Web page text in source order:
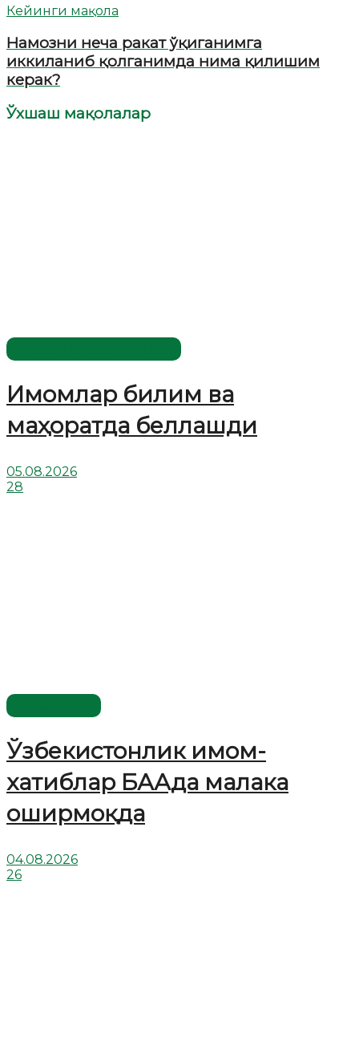
Кейинги мақола
Намозни неча ракат ўқиганимга
иккиланиб қолганимда нима қилишим
керак?
Ўхшаш мақолалар
Имомлар билим ва
маҳоратда беллашди
05.08.2026
28
Ўзбекистонлик имом-
хатиблар БААда малака
оширмоқда
04.08.2026
26